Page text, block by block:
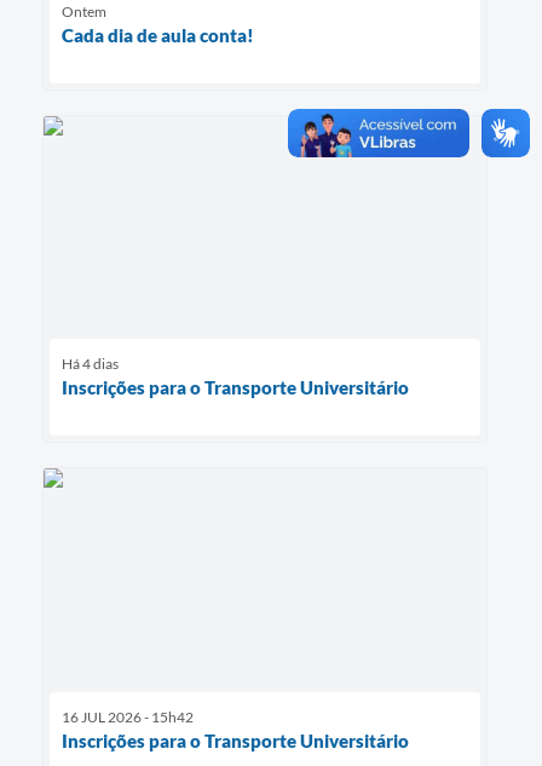
Ontem
Cada dia de aula conta!
Há 4 dias
Inscrições para o Transporte Universitário
16 JUL 2026 - 15h42
Inscrições para o Transporte Universitário